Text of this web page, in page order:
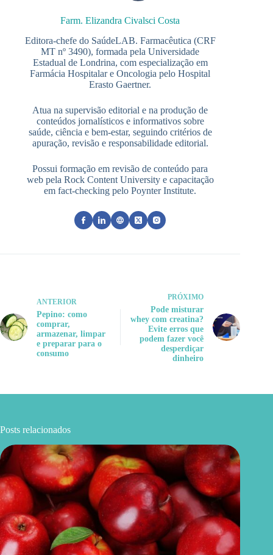
Farm. Elizandra Civalsci Costa
Editora-chefe do SaúdeLAB. Farmacêutica (CRF
MT nº 3490), formada pela Universidade
Estadual de Londrina, com especialização em
Farmácia Hospitalar e Oncologia pelo Hospital
Erasto Gaertner.
Atua na supervisão editorial e na produção de
conteúdos jornalísticos e informativos sobre
saúde, ciência e bem-estar, seguindo critérios de
apuração, revisão e responsabilidade editorial.
Possui formação em revisão de conteúdo para
web pela Rock Content University e capacitação
em fact-checking pelo Poynter Institute.
ANTERIOR
Pepino: como
comprar,
armazenar, limpar
e preparar para o
consumo
PRÓXIMO
Pode misturar
whey com creatina?
Evite erros que
podem fazer você
desperdiçar
dinheiro
Posts relacionados